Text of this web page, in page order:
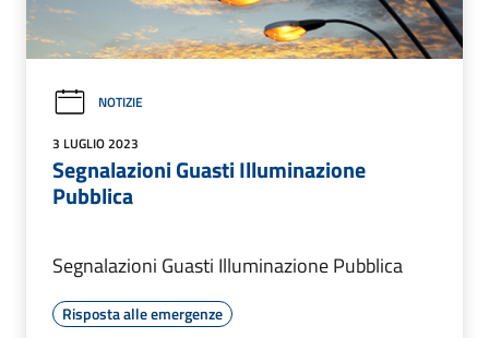
NOTIZIE
3 LUGLIO 2023
Segnalazioni Guasti Illuminazione
Pubblica
Segnalazioni Guasti Illuminazione Pubblica
Risposta alle emergenze